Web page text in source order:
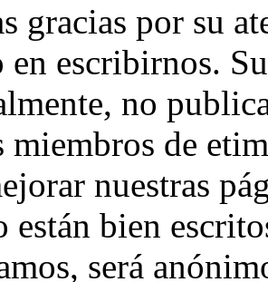
gracias por su
en escribirnos.
no
miembros de
nuestras
están bien
será